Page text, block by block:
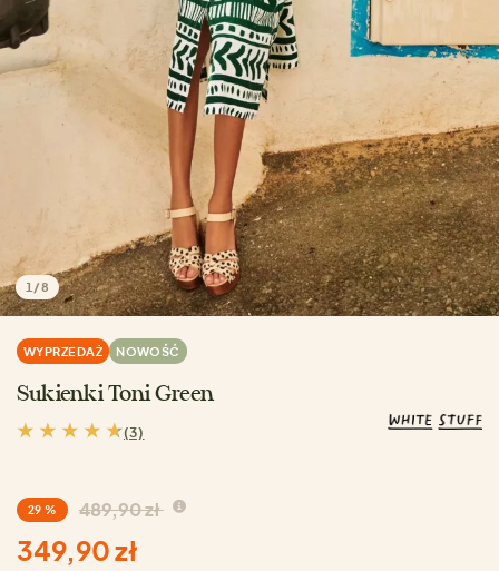
1 /8
WYPRZEDAŻ NOWOŚĆ
Sukienki Toni Green
(3)
29 % 489,90 zł
349,90 zł